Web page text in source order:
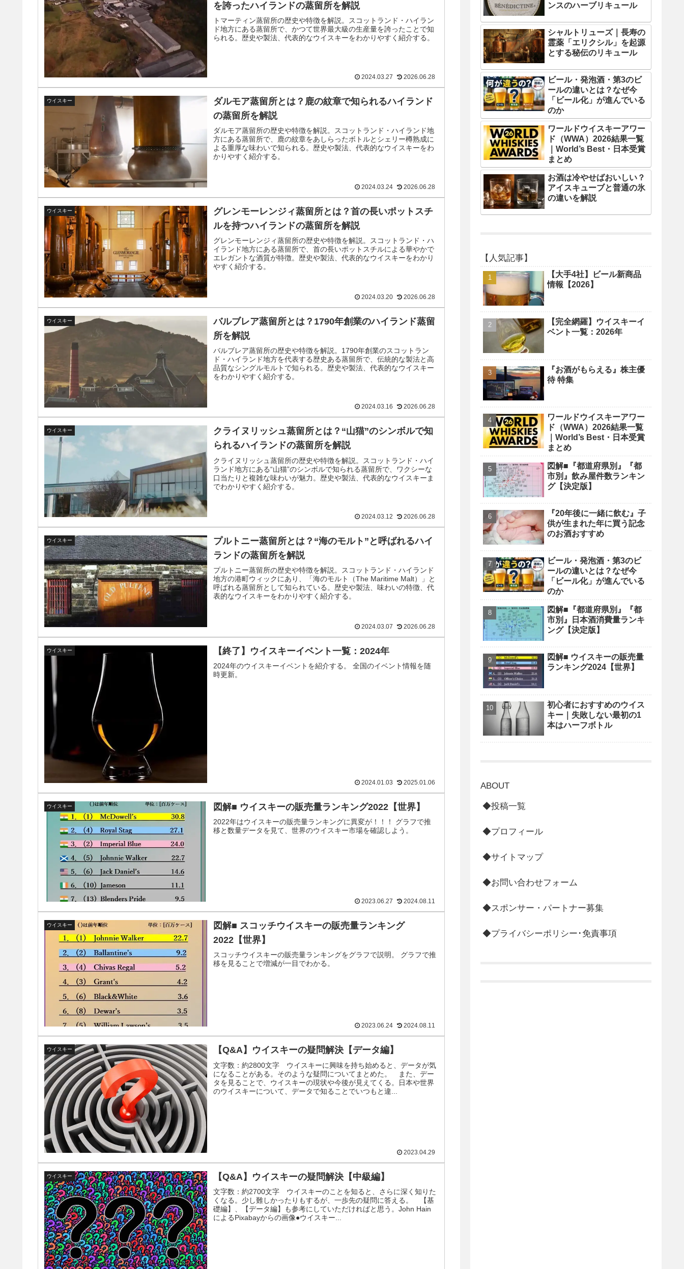
を誇ったハイランドの蒸留所を解説
トマーティン蒸留所の歴史や特徴を解説。スコットランド・ハイラン
ド地方にある蒸留所で、かつて世界最大級の生産量を誇ったことで知
られる。歴史や製法、代表的なウイスキーをわかりやすく紹介する。
2024.03.27 2026.06.28
ウイスキー
ダルモア蒸留所とは？鹿の紋章で知られるハイランド
の蒸留所を解説
ダルモア蒸留所の歴史や特徴を解説。スコットランド・ハイランド地
方にある蒸留所で、鹿の紋章をあしらったボトルとシェリー樽熟成に
よる重厚な味わいで知られる。歴史や製法、代表的なウイスキーをわ
かりやすく紹介する。
2024.03.24 2026.06.28
ウイスキー
グレンモーレンジィ蒸留所とは？首の長いポットスチ
ルを持つハイランドの蒸留所を解説
グレンモーレンジィ蒸留所の歴史や特徴を解説。スコットランド・ハ
イランド地方にある蒸留所で、首の長いポットスチルによる華やかで
エレガントな酒質が特徴。歴史や製法、代表的なウイスキーをわかり
やすく紹介する。
2024.03.20 2026.06.28
ウイスキー
バルブレア蒸留所とは？1790年創業のハイランド蒸留
所を解説
バルブレア蒸留所の歴史や特徴を解説。1790年創業のスコットラン
ド・ハイランド地方を代表する歴史ある蒸留所で、伝統的な製法と高
品質なシングルモルトで知られる。歴史や製法、代表的なウイスキー
をわかりやすく紹介する。
2024.03.16 2026.06.28
ウイスキー
クライヌリッシュ蒸留所とは？“山猫”のシンボルで知
られるハイランドの蒸留所を解説
クライヌリッシュ蒸留所の歴史や特徴を解説。スコットランド・ハイ
ランド地方にある“山猫”のシンボルで知られる蒸留所で、ワクシーな
口当たりと複雑な味わいが魅力。歴史や製法、代表的なウイスキーま
でわかりやすく紹介する。
2024.03.12 2026.06.28
ウイスキー
プルトニー蒸留所とは？“海のモルト”と呼ばれるハイ
ランドの蒸留所を解説
プルトニー蒸留所の歴史や特徴を解説。スコットランド・ハイランド
地方の港町ウィックにあり、「海のモルト（The Maritime Malt）」と
呼ばれる蒸留所として知られている。歴史や製法、味わいの特徴、代
表的なウイスキーをわかりやすく紹介する。
2024.03.07 2026.06.28
ウイスキー 【終了】ウイスキーイベント一覧：2024年
2024年のウイスキーイベントを紹介する。 全国のイベント情報を随
時更新。
2024.01.03 2025.01.06
ウイスキー 図解■ ウイスキーの販売量ランキング2022【世界】
2022年はウイスキーの販売量ランキングに異変が！！！ グラフで推
移と数量データを見て、世界のウイスキー市場を確認しよう。
2023.06.27 2024.08.11
ウイスキー
図解■ スコッチウイスキーの販売量ランキング
2022【世界】
スコッチウイスキーの販売量ランキングをグラフで説明。 グラフで推
移を見ることで増減が一目でわかる。
2023.06.24 2024.08.11
ウイスキー 【Q&A】ウイスキーの疑問解決【データ編】
文字数：約2800文字 ウイスキーに興味を持ち始めると、データが気
になることがある。そのような疑問についてまとめた。 また、デー
タを見ることで、ウイスキーの現状や今後が見えてくる。日本や世界
のウイスキーについて、データで知ることでいつもと違...
2023.04.29
ウイスキー 【Q&A】ウイスキーの疑問解決【中級編】
文字数：約2700文字 ウイスキーのことを知ると、さらに深く知りた
くなる。少し難しかったりもするが、一歩先の疑問に答える。 【基
礎編】、【データ編】も参考にしていただければと思う。John Hain
によるPixabayからの画像●ウイスキー...
ンスのハーブリキュール
シャルトリューズ｜長寿の
霊薬「エリクシル」を起源
とする秘伝のリキュール
ビール・発泡酒・第3のビ
ールの違いとは？なぜ今
「ビール化」が進んでいる
のか
ワールドウイスキーアワー
ド（WWA）2026結果一覧
｜World’s Best・日本受賞
まとめ
お酒は冷やせばおいしい？
アイスキューブと普通の氷
の違いを解説
【人気記事】
【大手4社】ビール新商品
情報【2026】
【完全網羅】ウイスキーイ
ベント一覧：2026年
『お酒がもらえる』株主優
待 特集
ワールドウイスキーアワー
ド（WWA）2026結果一覧
｜World’s Best・日本受賞
まとめ
図解■『都道府県別』『都
市別』飲み屋件数ランキン
グ【決定版】
『20年後に一緒に飲む』子
供が生まれた年に買う記念
のお酒おすすめ
ビール・発泡酒・第3のビ
ールの違いとは？なぜ今
「ビール化」が進んでいる
のか
図解■『都道府県別』『都
市別』日本酒消費量ランキ
ング【決定版】
図解■ ウイスキーの販売量
ランキング2024【世界】
初心者におすすめのウイス
キー｜失敗しない最初の1
本はハーフボトル
ABOUT
◆投稿一覧
◆プロフィール
◆サイトマップ
◆お問い合わせフォーム
◆スポンサー・パートナー募集
◆プライバシーポリシー･免責事項